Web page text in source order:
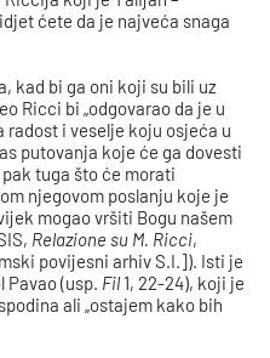
ćete da je najveća snaga
kad bi ga oni koji su bili uz
Ricci bi „odgovarao da je u
i veselje koju osjeća u
putovanja koje će ga dovesti
tuga što će morati
njegovom poslanju koje je
mogao vršiti Bogu našem
Relazione su M. Ricci,
povijesni arhiv S.I.]). Isti je
(usp. Fil1, 22-24), koji je
ali „ostajem kako bih